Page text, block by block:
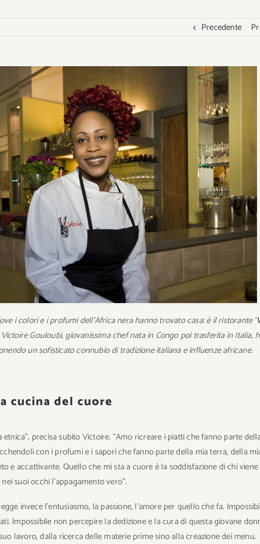
Precedente
i colori e i profumi dell’Africa nera hanno trovato casa: è il ristorante ‘
Gouloubi, giovanissima chef nata in Congo poi trasferita in Italia,
un sofisticato connubio di tradizione italiana e influenze africane.
cucina del cuore
etnica”, precisa subito Victoire. “Amo ricreare i piatti che fanno parte
con i profumi e i sapori che fanno parte della mia terra, della
e accattivante. Quello che mi sta a cuore è la soddisfazione di chi viene
suoi occhi l’appagamento vero”.
invece l’entusiasmo, la passione, l’amore per quello che fa.
Impossibile non percepire la dedizione e la cura di questa giovane
lavoro, dalla ricerca delle materie prime sino alla creazione dei menu.